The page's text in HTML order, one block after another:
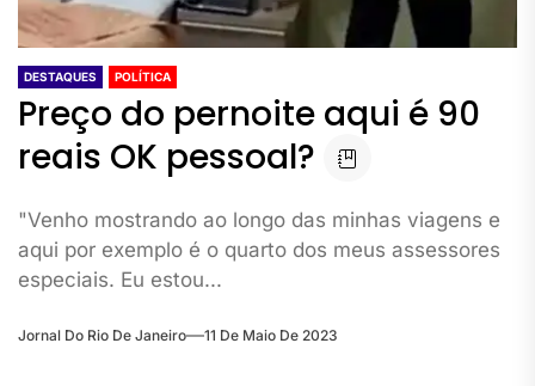
DESTAQUES POLÍTICA
Preço do pernoite aqui é 90
reais OK pessoal?
"Venho mostrando ao longo das minhas viagens e
aqui por exemplo é o quarto dos meus assessores
especiais. Eu estou...
Jornal Do Rio De Janeiro 11 De Maio De 2023